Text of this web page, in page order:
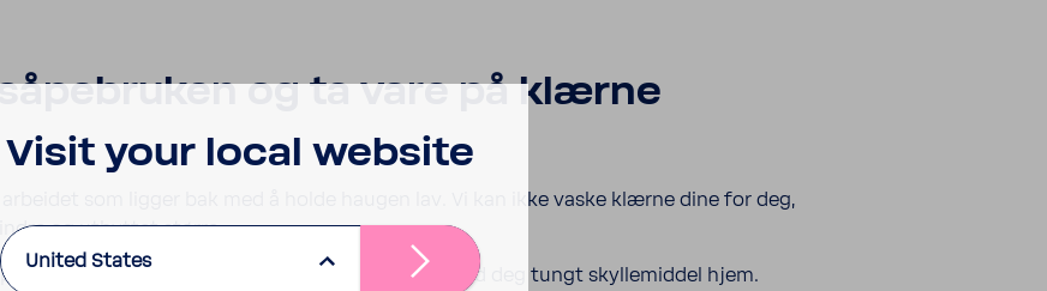
og ta vare på klærne
som ligger bak med å holde haugen lav. Vi kan ikke vaske klærne dine for deg,
og utbyttet større.
i vaskemaskinen, men du slipper også å slepe med deg tungt skyllemiddel hjem.
Visit your local website
United States